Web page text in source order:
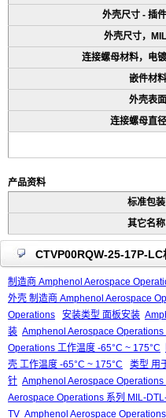
外壳尺寸 - 插件
外壳尺寸，MIL
连接螺母材料，电镀
嵌件材料
外壳表面
连接螺母直径
产品资料
标准包装
其它名称
CTVP00RQW-25-17P-LC
制造商 Amphenol Aerospace
外壳 制造商 Amphenol Aerospace
Operations
安装类型 面板安装
装 Amphenol Aerospace
Operations 工作温度 -65°C ~ 175°C
壳 工作温度 -65°C ~ 175°C
类型 用
针 Amphenol Aerospace
Aerospace Operations 系列 MIL-
TV Amphenol Aerospace